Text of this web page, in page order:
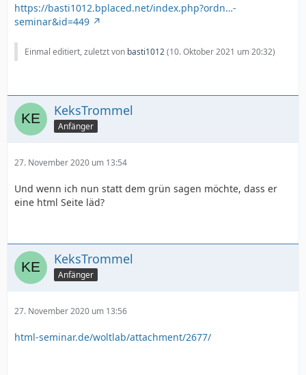
https://basti1012.bplaced.net/index.php?ordn…-
seminar&id=449
Einmal editiert, zuletzt von basti1012(10. Oktober 2021 um 20:32)
KeksTrommel
Anfänger
27. November 2020 um 13:54
Und wenn ich nun statt dem grün sagen möchte, dass er
eine html Seite läd?
KeksTrommel
Anfänger
27. November 2020 um 13:56
html-seminar.de/woltlab/attachment/2677/